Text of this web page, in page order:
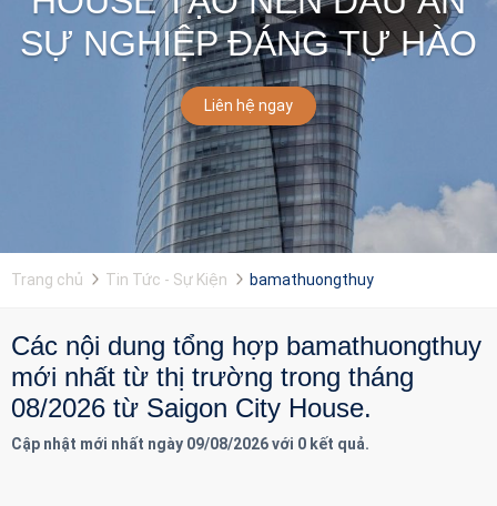
SỰ NGHIỆP ĐÁNG TỰ HÀO
Liên hệ ngay
Trang chủ Tin Tức - Sự Kiện bamathuongthuy
Các nội dung tổng hợp bamathuongthuy
mới nhất từ thị trường trong tháng
08/2026 từ Saigon City House.
Cập nhật mới nhất ngày 09/08/2026 với 0 kết quả.